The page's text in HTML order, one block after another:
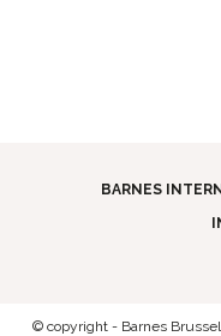
BARNES
© copyright - Barnes